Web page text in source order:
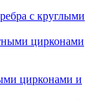
с круглыми
цирконами и